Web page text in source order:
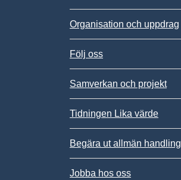
Organisation och uppdrag
Följ oss
Samverkan och projekt
Tidningen Lika värde
Begära ut allmän handling
Jobba hos oss